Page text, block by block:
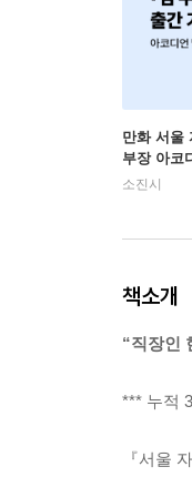
만화 서울
부장 아코
소진시
책소개
“직장인
*** 누적
『서울